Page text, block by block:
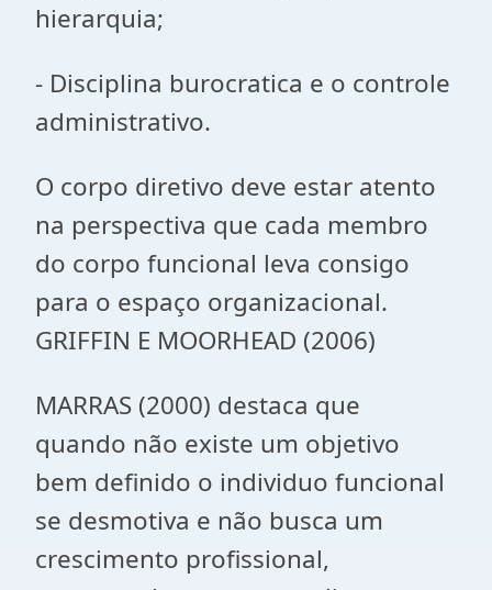
hierarquia;
- Disciplina burocratica e o controle
administrativo.
O corpo diretivo deve estar atento
na perspectiva que cada membro
do corpo funcional leva consigo
para o espaço organizacional.
GRIFFIN E MOORHEAD (2006)
MARRAS (2000) destaca que
quando não existe um objetivo
bem definido o individuo funcional
se desmotiva e não busca um
crescimento profissional,